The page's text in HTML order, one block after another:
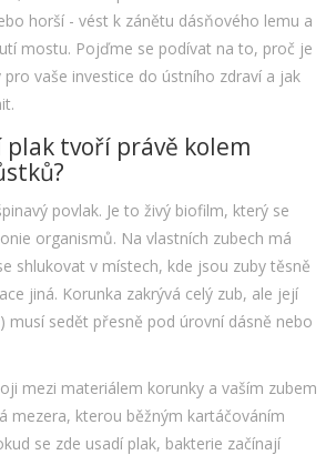
horší - vést k zánětu dásňového lemu a
mostu. Pojďme se podívat na to, proč je
pro vaše investice do ústního zdraví a jak
plak tvoří právě kolem
povlak. Je to živý biofilm, který se
organismů. Na vlastních zubech má
shlukovat v místech, kde jsou zuby těsně
jiná. Korunka zakrývá celý zub, ale její
musí sedět přesně pod úrovní dásně nebo
mezi materiálem korunky a vaším zubem
mezera, kterou běžným kartáčováním
se zde usadí plak, bakterie začínají